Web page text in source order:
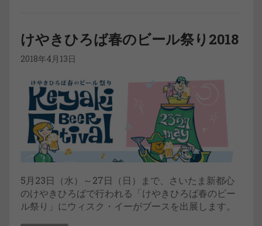
けやきひろば春のビール祭り2018
2018年4月13日
5月23日（水）～27日（日）まで、さいたま新都心
のけやきひろばで行われる「けやきひろば春のビー
ル祭り」にウィスク・イーがブースを出展します。